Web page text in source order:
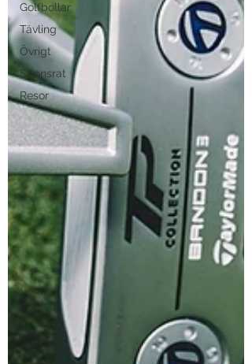
Golfbollar
Tävling
Övrigt
Sponsrat
Resor